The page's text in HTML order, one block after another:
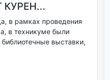
в рамках проведения
в техникуме были
выставки,